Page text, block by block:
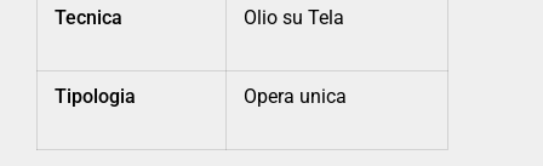
Tecnica Olio su Tela
Tipologia Opera unica